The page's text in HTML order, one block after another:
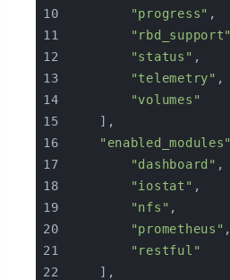
"progress" ,
"rbd_support"
"status" ,
"telemetry" ,
"volumes"
    ],
"enabled_modules"
"dashboard" ,
"iostat" ,
"nfs" ,
"prometheus" ,
"restful"
    ],